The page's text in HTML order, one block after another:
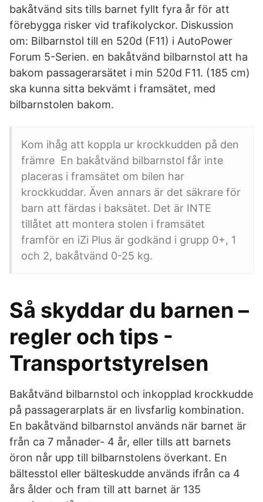
bakåtvänd sits tills barnet fyllt fyra år för att
förebygga risker vid trafikolyckor. Diskussion
om: Bilbarnstol till en 520d (F11) i AutoPower
Forum 5-Serien. en bakåtvänd bilbarnstol att ha
bakom passagerarsätet i min 520d F11. (185 cm)
ska kunna sitta bekvämt i framsätet, med
bilbarnstolen bakom.
Kom ihåg att koppla ur krockkudden på den
främre En bakåtvänd bilbarnstol får inte
placeras i framsätet om bilen har
krockkuddar. Även annars är det säkrare för
barn att färdas i baksätet. Det är INTE
tillåtet att montera stolen i framsätet
framför en iZi Plus är godkänd i grupp 0+, 1
och 2, bakåtvänd 0-25 kg.
Så skyddar du barnen –
regler och tips -
Transportstyrelsen
Bakåtvänd bilbarnstol och inkopplad krockkudde
på passagerarplats är en livsfarlig kombination.
En bakåtvänd bilbarnstol används när barnet är
från ca 7 månader- 4 år, eller tills att barnets
öron når upp till bilbarnstolens överkant. En
bältesstol eller bälteskudde används ifrån ca 4
års ålder och fram till att barnet är 135